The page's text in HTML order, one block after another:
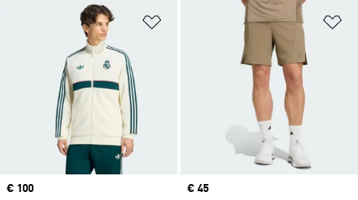
Ajouter à la Liste de produits
Prix
€ 100
Prix
€ 45